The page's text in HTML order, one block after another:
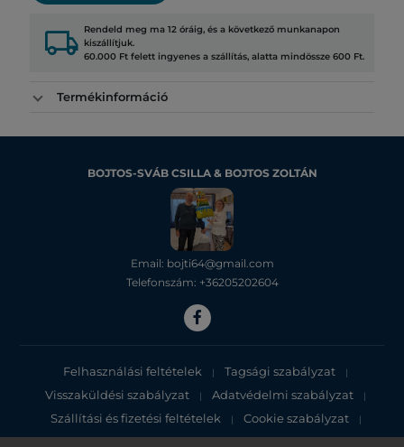
local_shipping Rendeld meg ma 12 óráig, és a következő munkanapon
kiszállítjuk.
60.000 Ft felett ingyenes a szállítás, alatta mindössze 600 Ft.
Termékinformáció
BOJTOS-SVÁB CSILLA & BOJTOS ZOLTÁN
Email: bojti64@gmail.com
Telefonszám: +36205202604
Felhasználási feltételek | Tagsági szabályzat |
Visszaküldési szabályzat | Adatvédelmi szabályzat |
Szállítási és fizetési feltételek | Cookie szabályzat |
Adatvédelmi tájékoztató